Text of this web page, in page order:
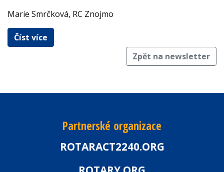
Marie Smrčková, RC Znojmo
Číst více
Zpět na newsletter
Partnerské organizace
ROTARACT2240.ORG